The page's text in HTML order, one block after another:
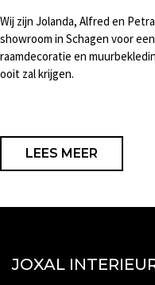
Wij zijn Jolanda, Alfred en
showroom in Schagen voor
raamdecoratie en
ooit zal krijgen.
LEES MEER
JOXAL